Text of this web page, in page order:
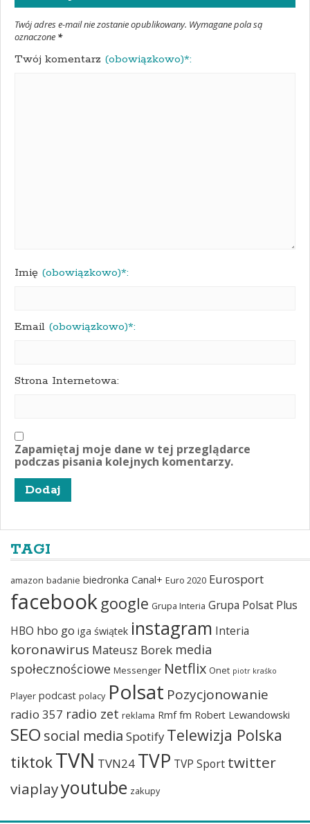
Twój adres e-mail nie zostanie opublikowany. Wymagane pola są
oznaczone *
Twój komentarz (obowiązkowo)*:
Imię (obowiązkowo)*:
Email (obowiązkowo)*:
Strona Internetowa:
Zapamiętaj moje dane w tej przeglądarce
podczas pisania kolejnych komentarzy.
TAGI
amazon badanie biedronka Canal+ Euro 2020 Eurosport
facebook google Grupa Interia Grupa Polsat Plus
HBO hbo go iga świątek instagram Interia
koronawirus Mateusz Borek media
społecznościowe Messenger Netflix Onet piotr kraśko
Player podcast polacy Polsat Pozycjonowanie
radio 357 radio zet reklama Rmf fm Robert Lewandowski
SEO social media Spotify Telewizja Polska
tiktokTVN TVN24 TVP TVP Sport twitter
viaplayyoutube zakupy